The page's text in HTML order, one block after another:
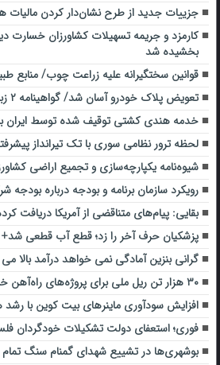
جزییات جدید از طرح نشان‌دار کردن مالیات‌ ها
کارمزد و جریمه‌ تسهیلات کشاورزان خسارت
بخشیده شد
قوانین سختگیرانه‌‌ علیه زراعت چوب‌/ منابع
تعویض پلاک خودرو آسان شد/ گواهینامه ۲ زبانه بگیرید!
خدمه هندی کشتی توقیف شده توسط ایران
لحظه ترور نظامی سوری با تک تیرانداز
شیوه‌نامه یکپارچه‌سازی و تجمیع اراضی
رویکرد سازمان برنامه و بودجه درباره بودجه
بقایی: پیام‌های متناقضی از آمریکا دریافت
پزشکیان حرف آخر را زد؛ قطع آب قطعی شد+
گرانی بنزین آمادگی نمی خواهد درآمد بالا
۳۰ هزار تن ریل ملی برای پروژه‌های راه‌آهن خریداری می‌شود
افزایش سودآوری ماینرهای بیت کوین با
فوری؛ استعفای دولت تشکیلات خودگردان
بوشهری‌ها در تشییع شهدای گمنام سنگ تمام